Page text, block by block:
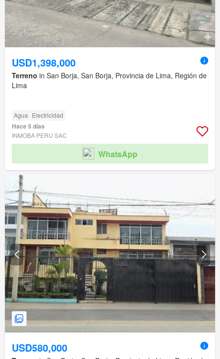
USD1,398,000
Terreno in San Borja, San Borja, Provincia de Lima, Región de
Lima
Agua Electricidad
Hace 5 días
INMOBA PERU SAC
WhatsApp
USD580,000